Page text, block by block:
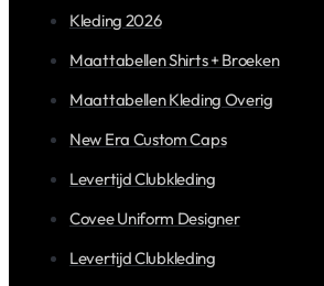
Kleding 2026
Maattabellen Shirts + Broeken
Maattabellen Kleding Overig
New Era Custom Caps
Levertijd Clubkleding
Covee Uniform Designer
Levertijd Clubkleding